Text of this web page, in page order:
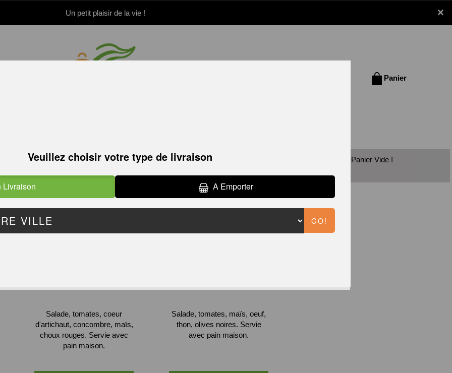
×
Un petit plaisir de la vie !
Panier
SALADES
Salade, tomates, coeur
d'artichaut, concombre, maïs,
choux rouges. Servie avec
pain maison.
Salade, tomates, maïs, oeuf,
thon, olives noires. Servie
avec pain maison.
Panier Vide !